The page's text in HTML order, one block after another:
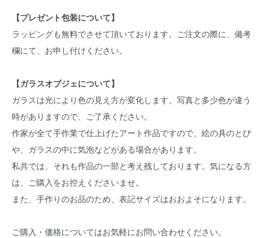
【プレゼント包装について】
ラッピングも無料でさせて頂いております。ご注文の際に、備考
欄にて、お申し付けください。
【ガラスオブジェについて】
ガラスは光により色の見え方が変化します。写真と多少色が違う
時がありますので、ご了承ください。
作家が全て手作業で仕上げたアート作品ですので、絵の具のとび
や、ガラスの中に気泡などがある場合があります。
私共では、それも作品の一部と考え残しております。気になる方
は、ご購入をお控えくださいませ。
また、手作りのお品のため、表記サイズはおおよそになります。
ご購入・価格についてはお気軽にお問い合わせください。